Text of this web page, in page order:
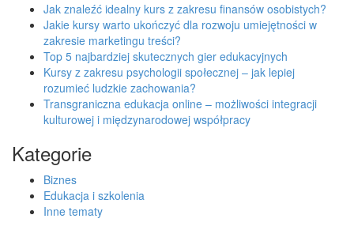
Jak znaleźć idealny kurs z zakresu finansów osobistych?
Jakie kursy warto ukończyć dla rozwoju umiejętności w
zakresie marketingu treści?
Top 5 najbardziej skutecznych gier edukacyjnych
Kursy z zakresu psychologii społecznej – jak lepiej
rozumieć ludzkie zachowania?
Transgraniczna edukacja online – możliwości integracji
kulturowej i międzynarodowej współpracy
Kategorie
Biznes
Edukacja i szkolenia
Inne tematy